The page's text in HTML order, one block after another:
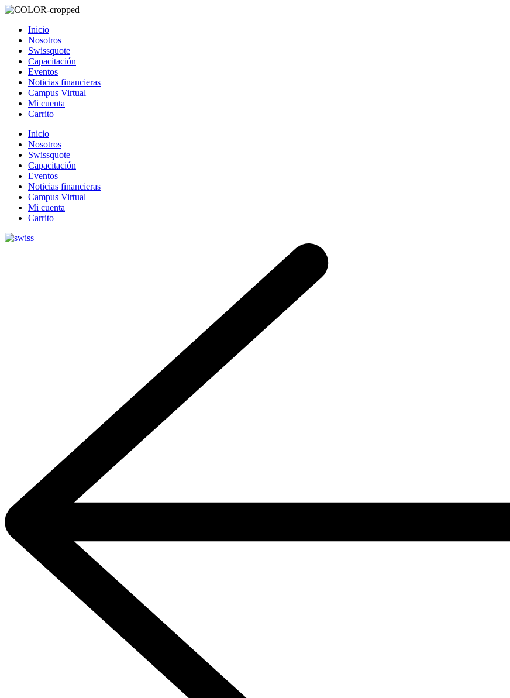
Inicio
Nosotros
Swissquote
Capacitación
Eventos
Noticias financieras
Campus Virtual
Mi cuenta
Carrito
Inicio
Nosotros
Swissquote
Capacitación
Eventos
Noticias financieras
Campus Virtual
Mi cuenta
Carrito